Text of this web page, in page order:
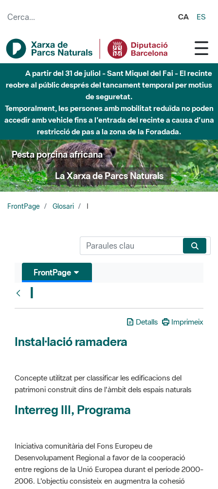
CA ES
A partir del 31 de juliol - Sant Miquel del Fai - El recinte
reobre al públic després del tancament temporal per motius
de seguretat.
Temporalment, les persones amb mobilitat reduïda no poden
accedir amb vehicle fins a l'entrada del recinte a causa d'una
restricció de pas a la zona de la Foradada.
Pesta porcina africana
La Xarxa de Parcs Naturals
FrontPage Glosari
FrontPage
I
Detalls Imprimeix
Instal·lació ramadera
Concepte utilitzat per classificar les edificacions del
patrimoni construït dins de l'àmbit dels espais naturals
Interreg III, Programa
Iniciativa comunitària del Fons Europeu de
Desenvolupament Regional a favor de la cooperació
entre regions de la Unió Europea durant el període 2000-
2006. L'objectiu consisteix en augmentra la cohesió